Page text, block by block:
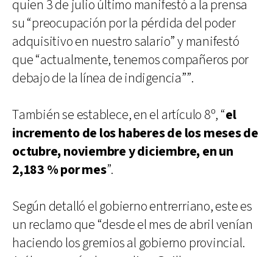
quien 3 de julio último manifestó a la prensa
su “preocupación por la pérdida del poder
adquisitivo en nuestro salario” y manifestó
que “actualmente, tenemos compañeros por
debajo de la línea de indigencia””.
También se establece, en el artículo 8º, “el
incremento de los haberes de los meses de
octubre, noviembre y diciembre, en un
2,183 % por mes”.
Según detalló el gobierno entrerriano, este es
un reclamo que “desde el mes de abril venían
haciendo los gremios al gobierno provincial.